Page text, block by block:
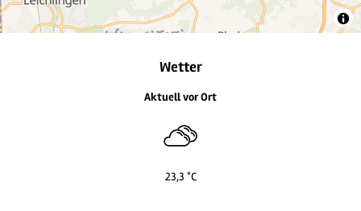
2
Wetter
Aktuell vor Ort
23,3 °C